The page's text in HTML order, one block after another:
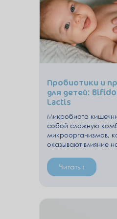
Пробиотики и
для детей:
Lactis
Микробиота
собой сложную
микроорганизмов,
оказывают влияние
Читать ›